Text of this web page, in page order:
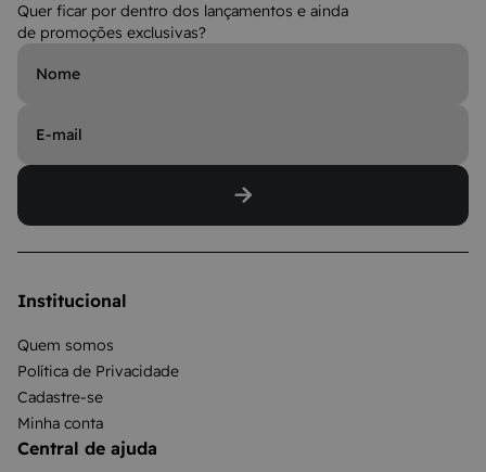
Quer ficar por dentro dos lançamentos e ainda
de promoções exclusivas?
Institucional
Quem somos
Política de Privacidade
Cadastre-se
Minha conta
Central de ajuda